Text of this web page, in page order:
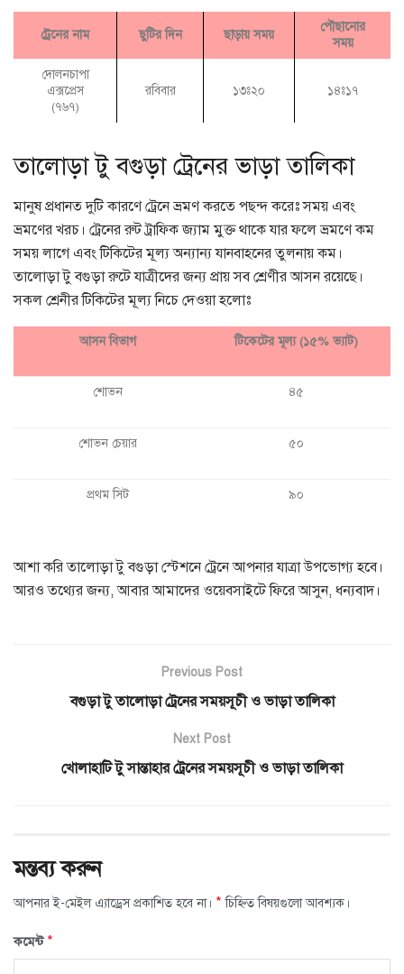
ট্রেনের নাম ছুটির দিন ছাড়ায় সময়
পৌছানোর
সময়
দোলনচাপা
এক্সপ্রেস
(৭৬৭)
রবিবার ১৩ঃ২০ ১৪ঃ১৭
তালোড়া টু বগুড়া ট্রেনের ভাড়া তালিকা
মানুষ প্রধানত দুটি কারণে ট্রেনে ভ্রমণ করতে পছন্দ করেঃ সময় এবং
ভ্রমণের খরচ। ট্রেনের রুট ট্রাফিক জ্যাম মুক্ত থাকে যার ফলে ভ্রমণে কম
সময় লাগে এবং টিকিটের মূল্য অন্যান্য যানবাহনের তুলনায় কম।
তালোড়া টু বগুড়া রুটে যাত্রীদের জন্য প্রায় সব শ্রেণীর আসন রয়েছে।
সকল শ্রেনীর টিকিটের মূল্য নিচে দেওয়া হলোঃ
আসন বিভাগ টিকেটের মূল্য (১৫% ভ্যাট)
শোভন ৪৫
শোভন চেয়ার ৫০
প্রথম সিট ৯০
আশা করি তালোড়া টু বগুড়া স্টেশনে ট্রেনে আপনার যাত্রা উপভোগ্য হবে।
আরও তথ্যের জন্য, আবার আমাদের ওয়েবসাইটে ফিরে আসুন, ধন্যবাদ।
Previous Post
বগুড়া টু তালোড়া ট্রেনের সময়সূচী ও ভাড়া তালিকা
Next Post
খোলাহাটি টু সান্তাহার ট্রেনের সময়সূচী ও ভাড়া তালিকা
মন্তব্য করুন
আপনার ই-মেইল এ্যাড্রেস প্রকাশিত হবে না। * চিহ্নিত বিষয়গুলো আবশ্যক।
কমেন্ট*